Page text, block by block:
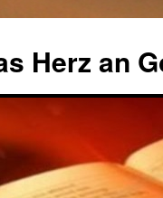
Herz an